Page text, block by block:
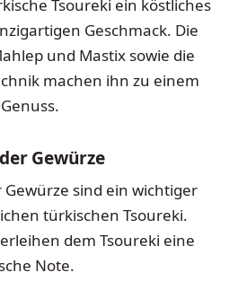
Tsoureki ein köstliches
Geschmack. Die
und Mastix sowie die
machen ihn zu einem
Gewürze
Gewürze sind ein wichtiger
türkischen Tsoureki.
dem Tsoureki eine
Note.